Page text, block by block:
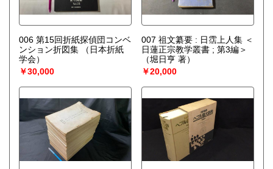
006 第15回折紙探偵団コンベ
ンション折図集
（日本折紙
学会）
￥30,000
007 祖文纂要 : 日霑上人集 ＜
日蓮正宗教学叢書 ; 第3編＞
（堀日亨 著）
￥20,000